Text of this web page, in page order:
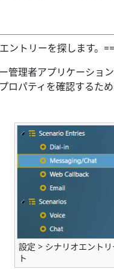
ントリーを探します。
管理者アプリケーショ
ロパティを確認するた
設定 > シナリオエント
ト